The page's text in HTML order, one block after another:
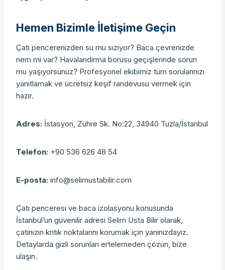
Hemen Bizimle İletişime Geçin
Çatı pencerenizden su mu sızıyor? Baca çevrenizde
nem mi var? Havalandırma borusu geçişlerinde sorun
mu yaşıyorsunuz? Profesyonel ekibimiz tüm sorularınızı
yanıtlamak ve ücretsiz keşif randevusu vermek için
hazır.
Adres: İstasyon, Zühre Sk. No:22, 34940 Tuzla/İstanbul
Telefon: +90 536 626 48 54
E-posta: info@selimustabilir.com
Çatı penceresi ve baca izolasyonu konusunda
İstanbul’un güvenilir adresi Selim Usta Bilir olarak,
çatınızın kritik noktalarını korumak için yanınızdayız.
Detaylarda gizli sorunları ertelemeden çözün, bize
ulaşın.